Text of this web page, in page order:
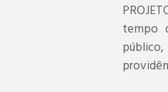
tempo